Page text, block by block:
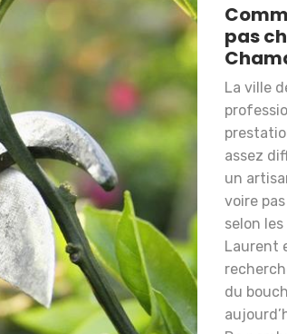
pas
La ville
assez
un
voire
selon
Laurent
du